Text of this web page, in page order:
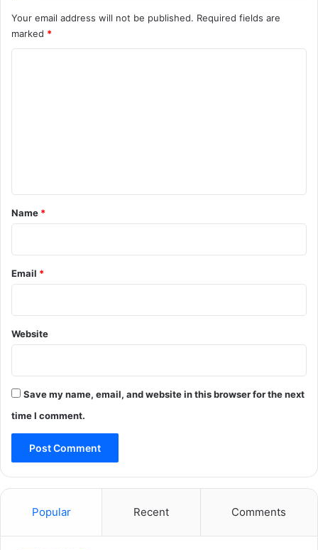
Your email address will not be published. Required fields are
marked *
*
Name *
Email *
Website
Save my name, email, and website in this browser for the next
time I comment.
Popular Recent Comments